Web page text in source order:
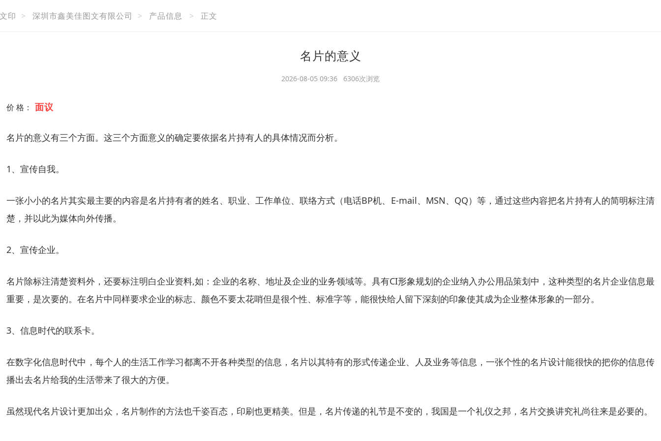
印 > 深圳市鑫美佳图文有限公司 > 产品信息 > 正文
名片的意义
2026-08-05 09:36 6306次浏览
价 格： 面议
名片的意义有三个方面。这三个方面意义的确定要依据名片持有人的具体情况而分析。
1、宣传自我。
一张小小的名片其实最主要的内容是名片持有者的姓名、职业、工作单位、联络方式（电话BP机、E-mail、MSN、QQ）等，通过这些内容把名片持有人的简明标注清
楚，并以此为媒体向外传播。
2、宣传企业。
名片除标注清楚资料外，还要标注明白企业资料,如：企业的名称、地址及企业的业务领域等。具有CI形象规划的企业纳入办公用品策划中，这种类型的名片企业信息最
重要，是次要的。在名片中同样要求企业的标志、颜色不要太花哨但是很个性、标准字等，能很快给人留下深刻的印象使其成为企业整体形象的一部分。
3、信息时代的联系卡。
在数字化信息时代中，每个人的生活工作学习都离不开各种类型的信息，名片以其特有的形式传递企业、人及业务等信息，一张个性的名片设计能很快的把你的信息传
播出去名片给我的生活带来了很大的方便。
虽然现代名片设计更加出众，名片制作的方法也千姿百态，印刷也更精美。但是，名片传递的礼节是不变的，我国是一个礼仪之邦，名片交换讲究礼尚往来是必要的。